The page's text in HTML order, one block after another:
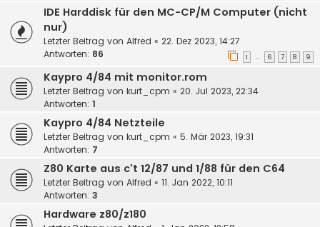
IDE Harddisk für den MC-CP/M Computer (nicht
nur)
Letzter Beitrag von Alfred « 22. Dez 2023, 14:27
Antworten: 86 1 … 6 7 8 9
Kaypro 4/84 mit monitor.rom
Letzter Beitrag von kurt_cpm « 20. Jul 2023, 22:34
Antworten: 1
Kaypro 4/84 Netzteile
Letzter Beitrag von kurt_cpm « 5. Mär 2023, 19:31
Antworten: 7
Z80 Karte aus c't 12/87 und 1/88 für den C64
Letzter Beitrag von Alfred « 11. Jan 2022, 10:11
Antworten: 3
Hardware z80/z180